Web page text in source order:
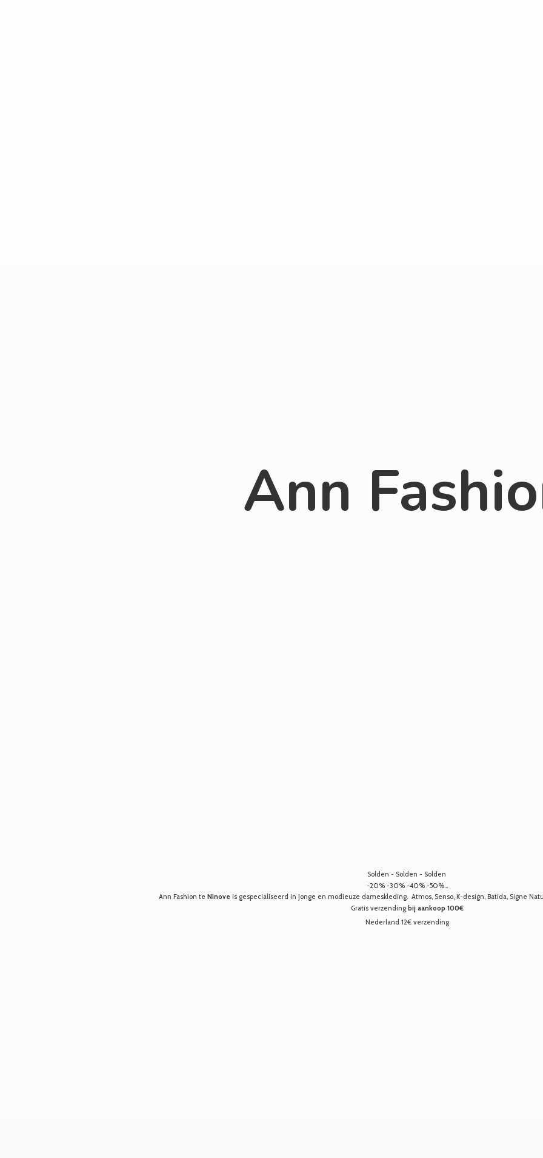
Ann
Solden - Solden - Solden
-20% -30% -40% -50%...
Ann Fashion te Ninove is gespecialiseerd in jonge en modieuze dameskleding. Atmos, Senso, K-design, Batida, Signe
Gratis verzending bij aankoop 100€
Nederland 12€ verzending